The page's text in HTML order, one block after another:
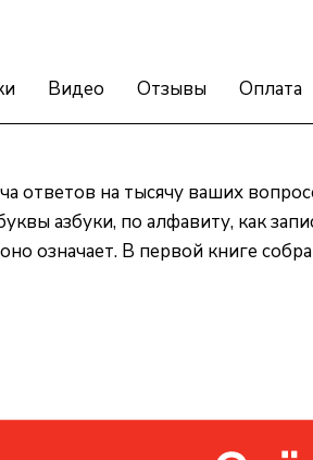
Видео Отзывы Оплата
ответов на тысячу ваших
азбуки, по алфавиту, как
означает. В первой книге